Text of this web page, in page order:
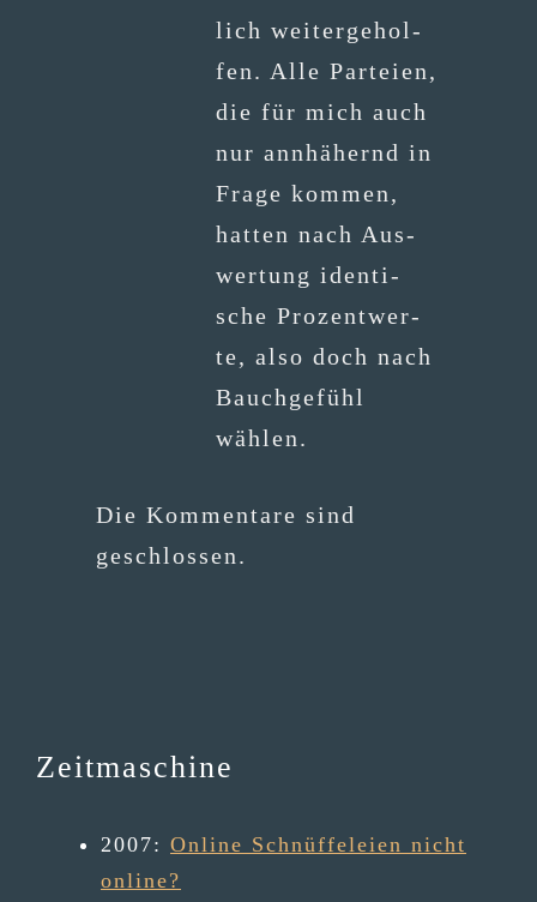
lich wei­ter­ge­hol­
fen. Alle Par­tei­en,
die für mich auch
nur ann­hä­hernd in
Fra­ge kom­men,
hat­ten nach Aus­
wer­tung iden­ti­
sche Pro­zent­wer­
te, also doch nach
Bauch­ge­fühl
wählen.
Die Kommentare sind
geschlossen.
Zeitmaschine
2007: Online Schnüffeleien nicht
online?